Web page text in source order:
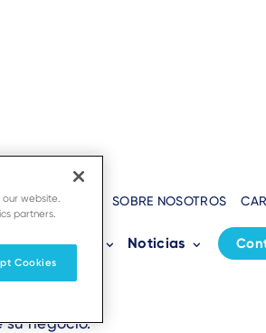
RECURSOS SOBRE NOSOTROS
Partners Noticias
su negocio.
website.
partners.
Cookies